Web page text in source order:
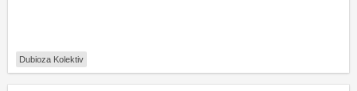
Dubioza Kolektiv